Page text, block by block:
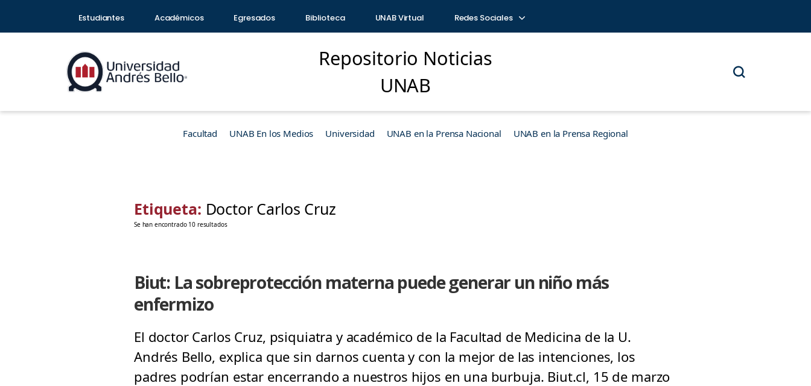
Estudiantes Académicos Egresados Biblioteca UNAB Virtual Redes Sociales
Repositorio Noticias
UNAB
Facultad UNAB En los Medios Universidad UNAB en la Prensa Nacional UNAB en la Prensa Regional
Etiqueta: Doctor Carlos Cruz
Se han encontrado 10 resultados
Biut: La sobreprotección materna puede generar un niño más
enfermizo
El doctor Carlos Cruz, psiquiatra y académico de la Facultad de Medicina de la U.
Andrés Bello, explica que sin darnos cuenta y con la mejor de las intenciones, los
padres podrían estar encerrando a nuestros hijos en una burbuja. Biut.cl, 15 de marzo